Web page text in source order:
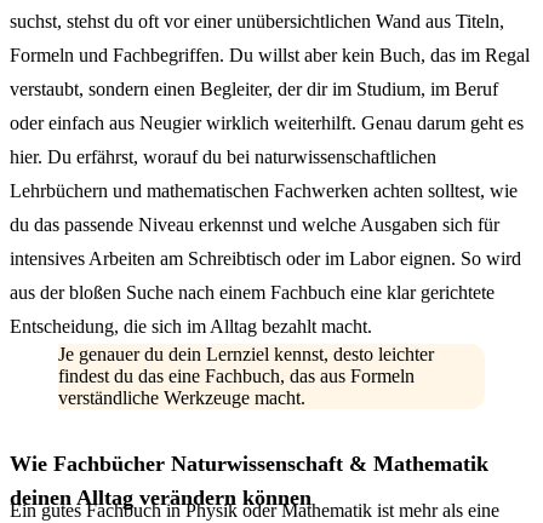
suchst, stehst du oft vor einer unübersichtlichen Wand aus Titeln,
Formeln und Fachbegriffen. Du willst aber kein Buch, das im Regal
verstaubt, sondern einen Begleiter, der dir im Studium, im Beruf
oder einfach aus Neugier wirklich weiterhilft. Genau darum geht es
hier. Du erfährst, worauf du bei naturwissenschaftlichen
Lehrbüchern und mathematischen Fachwerken achten solltest, wie
du das passende Niveau erkennst und welche Ausgaben sich für
intensives Arbeiten am Schreibtisch oder im Labor eignen. So wird
aus der bloßen Suche nach einem Fachbuch eine klar gerichtete
Entscheidung, die sich im Alltag bezahlt macht.
Je genauer du dein Lernziel kennst, desto leichter
findest du das eine Fachbuch, das aus Formeln
verständliche Werkzeuge macht.
Wie Fachbücher Naturwissenschaft & Mathematik
deinen Alltag verändern können
Ein gutes Fachbuch in Physik oder Mathematik ist mehr als eine